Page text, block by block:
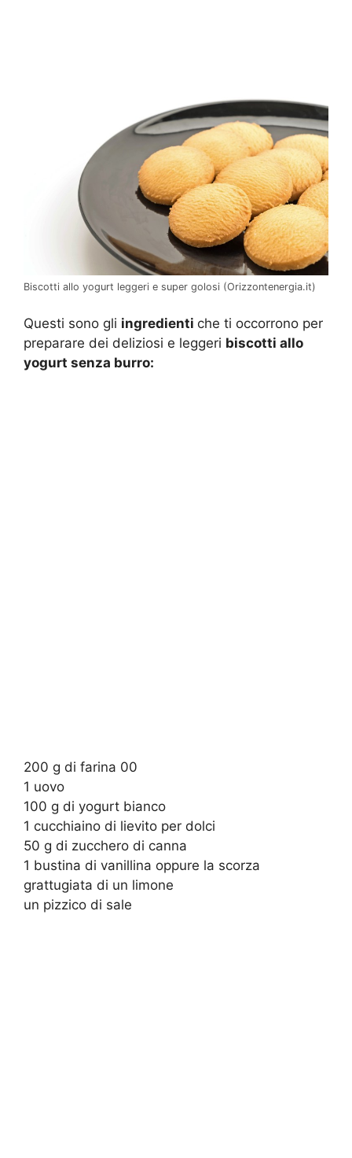
Biscotti allo yogurt leggeri e super golosi (Orizzontenergia.it)
Questi sono gli ingredienti che ti occorrono per
preparare dei deliziosi e leggeri biscotti allo
yogurt senza burro:
200 g di farina 00
1 uovo
100 g di yogurt bianco
1 cucchiaino di lievito per dolci
50 g di zucchero di canna
1 bustina di vanillina oppure la scorza
grattugiata di un limone
un pizzico di sale